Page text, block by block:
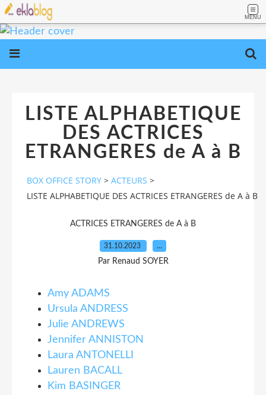
MENU
LISTE ALPHABETIQUE
DES ACTRICES
ETRANGERES de A à B
BOX OFFICE STORY > ACTEURS >
LISTE ALPHABETIQUE DES ACTRICES ETRANGERES de A à B
ACTRICES ETRANGERES de A à B
31.10.2023 …
Par Renaud SOYER
Amy ADAMS
Ursula ANDRESS
Julie ANDREWS
Jennifer ANNISTON
Laura ANTONELLI
Lauren BACALL
Kim BASINGER